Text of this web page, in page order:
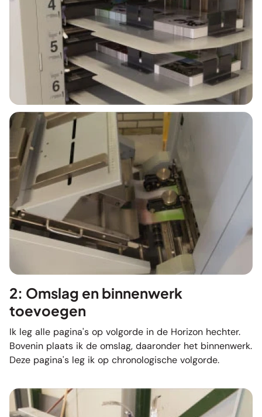
2: Omslag en binnenwerk
toevoegen
Ik leg alle pagina's op volgorde in de Horizon hechter.
Bovenin plaats ik de omslag, daaronder het binnenwerk.
Deze pagina's leg ik op chronologische volgorde.